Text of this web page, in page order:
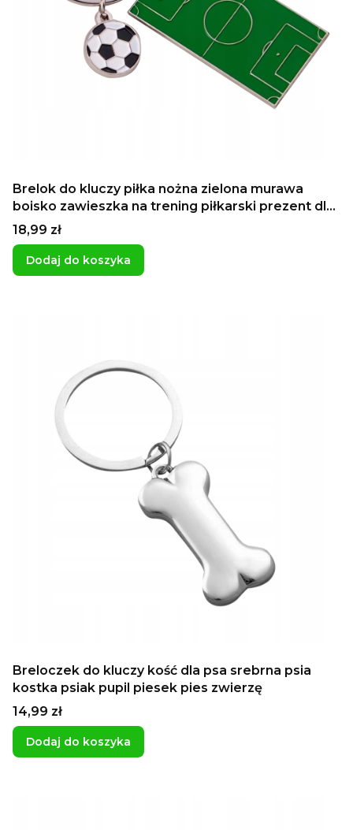
Brelok do kluczy piłka nożna zielona murawa
boisko zawieszka na trening piłkarski prezent dla
chłopaka Dzień Chłopaka
Cena
18,99 zł
Dodaj do koszyka
Breloczek do kluczy kość dla psa srebrna psia
kostka psiak pupil piesek pies zwierzę
Cena
14,99 zł
Dodaj do koszyka